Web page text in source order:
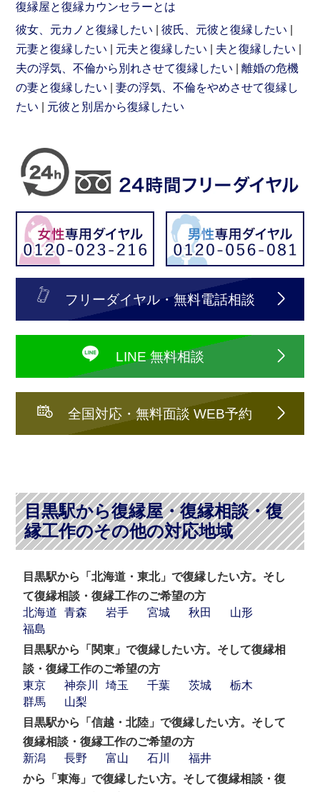
復縁屋と復縁カウンセラーとは
彼女、元カノと復縁したい
彼氏、元彼と復縁したい
元妻と復縁したい
元夫と復縁したい
夫と復縁したい
夫の浮気、不倫から別れさせて復縁したい
離婚の危機
の妻と復縁したい
妻の浮気、不倫をやめさせて復縁し
たい
元彼と別居から復縁したい
フリーダイヤル・無料電話相談
LINE 無料相談
全国対応・無料面談 WEB予約
目黒駅から復縁屋・復縁相談・復
縁工作のその他の対応地域
目黒駅から「北海道・東北」で復縁したい方。そし
て復縁相談・復縁工作のご希望の方
北海道
青森 岩手 宮城 秋田
山形
福島
目黒駅から「関東」で復縁したい方。そして復縁相
談・復縁工作のご希望の方
東京
神奈川 埼玉 千葉 茨城
栃木
群馬
山梨
目黒駅から「信越・北陸」で復縁したい方。そして
復縁相談・復縁工作のご希望の方
新潟
長野 富山 石川
福井
から「東海」で復縁したい方。そして復縁相談・復